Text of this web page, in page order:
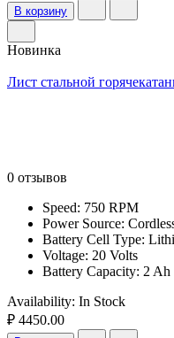
В корзину
Новинка
Лист стальной
0 отзывов
Speed: 750 RPM
Power Source:
Battery Cell Type:
Voltage: 20 Volts
Battery Capacity: 2 Ah
Availability: In Stock
₽ 4450.00